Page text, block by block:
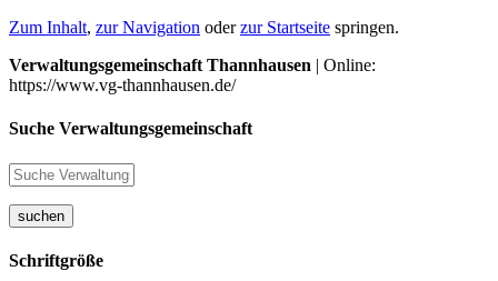
Zum Inhalt, zur Navigation oderzur Startseite springen.
Verwaltungsgemeinschaft Thannhausen | Online:
https://www.vg-thannhausen.de/
Suche Verwaltungsgemeinschaft
suchen
Schriftgröße